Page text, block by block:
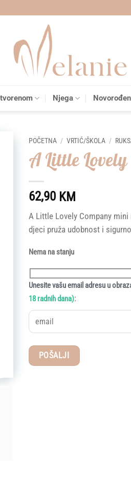
Njega
POČETNA / VRTIĆ/ŠKOLA /
A Little
62,90 KM
A Little Lovely Company
djeci pruža udobnost i
Nema na stanju
Unesite vašu email adresu u
18 radnih dana):